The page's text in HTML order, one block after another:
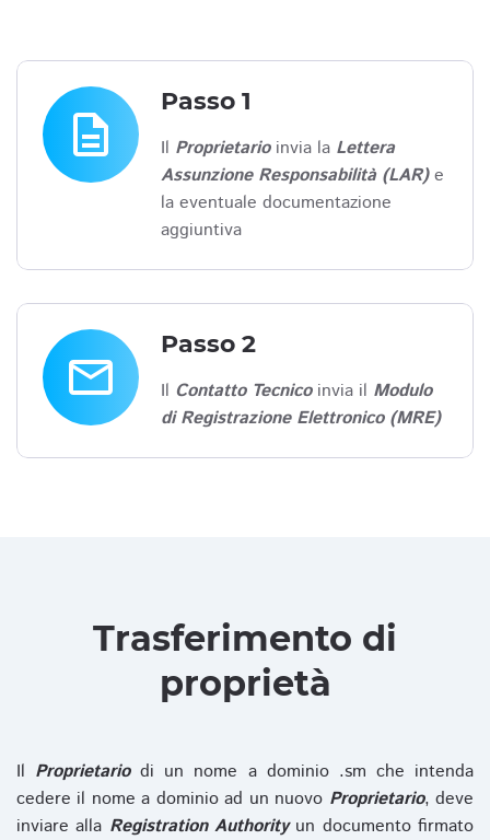
description
Passo 1
Il Proprietarioinvia la Lettera
Assunzione Responsabilità (LAR)e
la eventuale documentazione
aggiuntiva
email
Passo 2
Il Contatto Tecnicoinvia il Modulo
di Registrazione Elettronico (MRE)
Trasferimento di
proprietà
Il Proprietariodi un nome a dominio .sm che intenda
cedere il nome a dominio ad un nuovo Proprietario, deve
inviare alla Registration Authorityun documento firmato